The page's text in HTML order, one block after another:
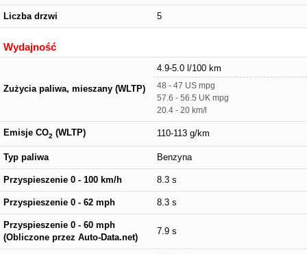
Liczba drzwi 5
Wydajność
Zużycia paliwa, mieszany (WLTP)
4.9-5.0 l/100 km
48 - 47 US mpg
57.6 - 56.5 UK mpg
20.4 - 20 km/l
Emisje CO2 (WLTP) 110-113 g/km
Typ paliwa Benzyna
Przyspieszenie 0 - 100 km/h 8.3 s
Przyspieszenie 0 - 62 mph 8.3 s
Przyspieszenie 0 - 60 mph
(Obliczone przez Auto-Data.net)
7.9 s